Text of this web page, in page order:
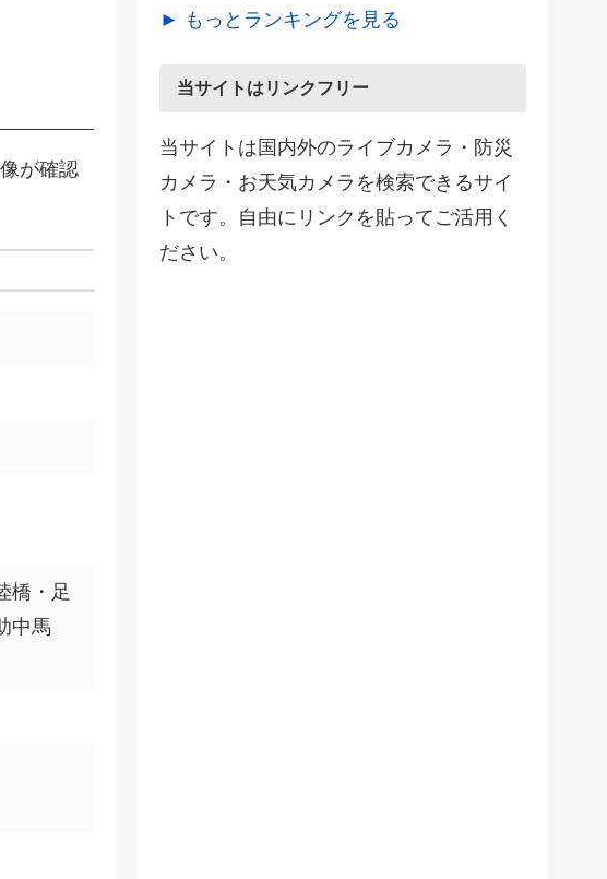
が確認
橋・足
中馬
► もっとランキングを見る
当サイトはリンクフリー
当サイトは国内外のライブカメラ・防災
カメラ・お天気カメラを検索できるサイ
トです。自由にリンクを貼ってご活用く
ださい。